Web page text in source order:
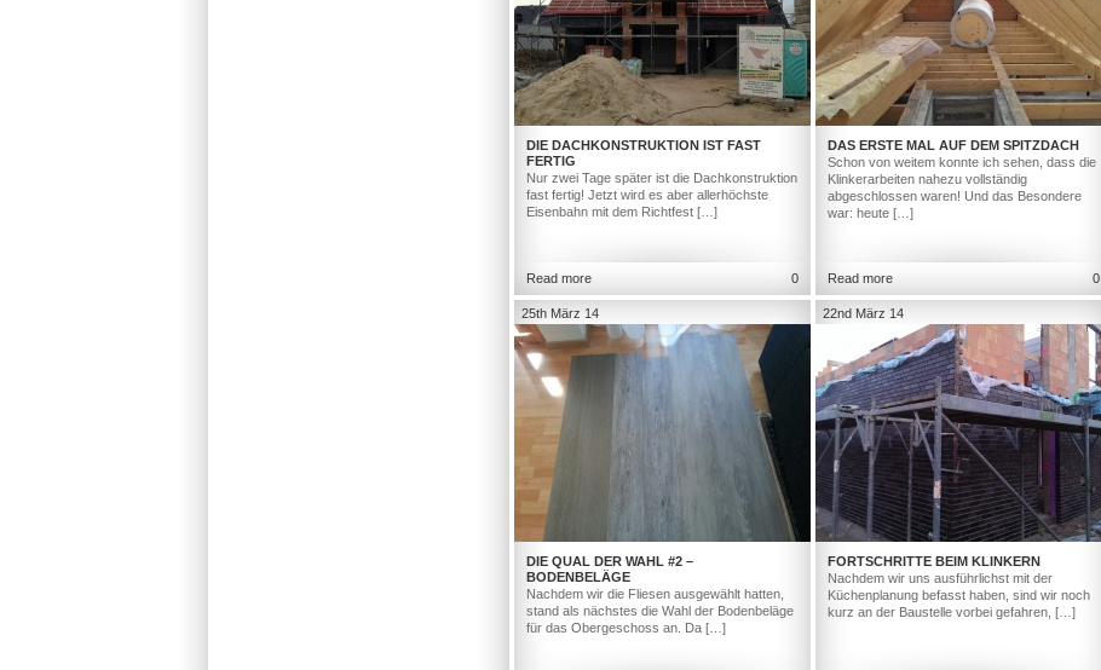
DIE DACHKONSTRUKTION IST FAST
FERTIG
Nur zwei Tage später ist die Dachkonstruktion
fast fertig! Jetzt wird es aber allerhöchste
Eisenbahn mit dem Richtfest […]
Read more 0
DAS ERSTE MAL AUF DEM SPITZDACH
Schon von weitem konnte ich sehen, dass die
Klinkerarbeiten nahezu vollständig
abgeschlossen waren! Und das Besondere
war: heute […]
Read more 0
25th März 14
DIE QUAL DER WAHL #2 –
BODENBELÄGE
Nachdem wir die Fliesen ausgewählt hatten,
stand als nächstes die Wahl der Bodenbeläge
für das Obergeschoss an. Da […]
22nd März 14
FORTSCHRITTE BEIM KLINKERN
Nachdem wir uns ausführlichst mit der
Küchenplanung befasst haben, sind wir noch
kurz an der Baustelle vorbei gefahren, […]